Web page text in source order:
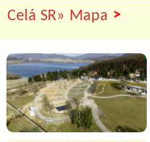
Celá SR» Mapa >